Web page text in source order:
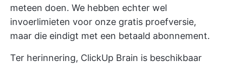
meteen doen. We hebben echter wel
invoerlimieten voor onze gratis proefversie,
maar die eindigt met een betaald abonnement.
Ter herinnering, ClickUp Brain is beschikbaar